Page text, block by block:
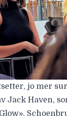
jo mer
Jack Haven,